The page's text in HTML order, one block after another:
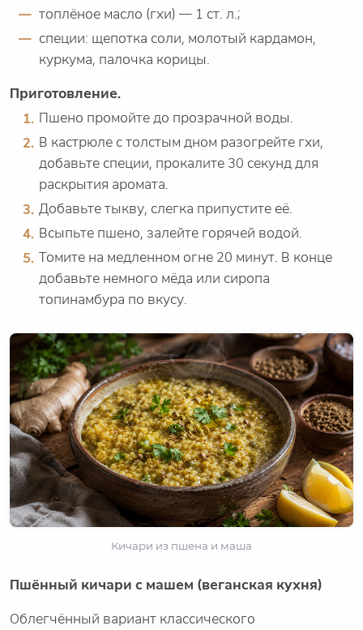
топлёное масло (гхи) — 1 ст. л.;
специи: щепотка соли, молотый кардамон,
куркума, палочка корицы.
Приготовление.
Пшено промойте до прозрачной воды.
В кастрюле с толстым дном разогрейте гхи,
добавьте специи, прокалите 30 секунд для
раскрытия аромата.
Добавьте тыкву, слегка припустите её.
Всыпьте пшено, залейте горячей водой.
Томите на медленном огне 20 минут. В конце
добавьте немного мёда или сиропа
топинамбура по вкусу.
Кичари из пшена и маша
Пшённый кичари с машем (веганская кухня)
Облегчённый вариант классического